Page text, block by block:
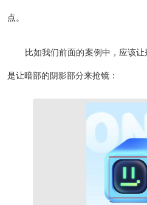
点。
比如我们前面的案例中，应该
是让暗部的阴影部分来抢镜：